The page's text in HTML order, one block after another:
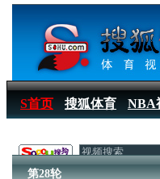
S首页 搜狐体育 NBA
第28轮